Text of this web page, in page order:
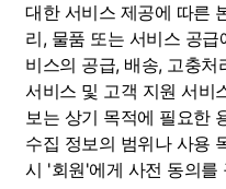
대한 서비스 제공에 따른
리, 물품 또는 서비스 공
비스의 공급, 배송, 고충
서비스 및 고객 지원 서비
보는 상기 목적에 필요한
수집 정보의 범위나 사용
시 '회원'에게 사전 동의를